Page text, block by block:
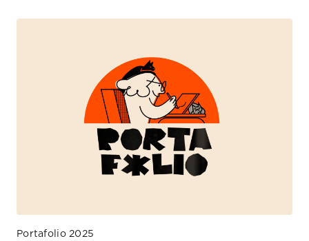
Portafolio 2025